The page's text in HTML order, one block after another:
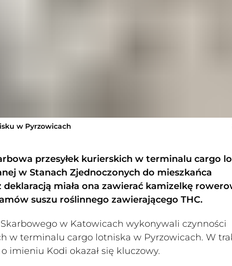
w Pyrzowicach
przesyłek kurierskich w terminalu cargo
w Stanach Zjednoczonych do mieszkańca
miała ona zawierać kamizelkę
suszu roślinnego zawierającego THC.
w Katowicach wykonywali czynności
w terminalu cargo lotniska w Pyrzowicach. W
imieniu Kodi okazał się kluczowy.